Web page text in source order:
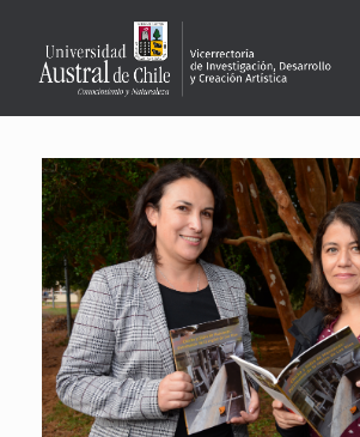
contenido